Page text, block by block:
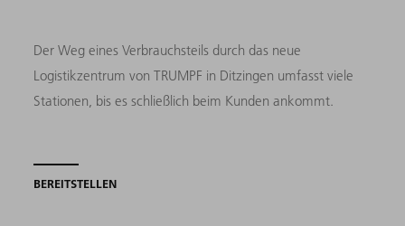
Der Weg eines Verbrauchsteils durch das neue
Logistikzentrum von TRUMPF in Ditzingen umfasst viele
Stationen, bis es schließlich beim Kunden ankommt.
BEREITSTELLEN